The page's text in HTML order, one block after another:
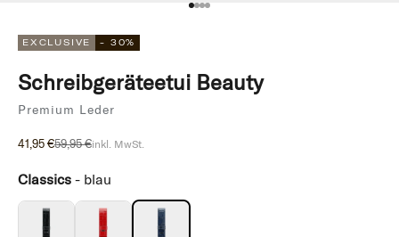
Gehe zu Element 1
Gehe zu Element 2
Gehe zu Element 3
Gehe zu Element 4
EXCLUSIVE - 30%
Schreibgeräteetui Beauty
Premium Leder
Angebot
41,95 €Regulärer Preis
59,95 €inkl. MwSt.
Classics - blau